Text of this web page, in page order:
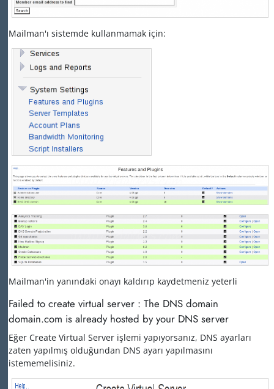
Mailman'ı sistemde kullanmamak için:
Mailman'in yanındaki onayı kaldırıp kaydetmeniz yeterli
Failed to create virtual server : The DNS domain
domain.com is already hosted by your DNS server
Eğer Create Virtual Server işlemi yapıyorsanız, DNS ayarları
zaten yapılmış olduğundan DNS ayarı yapılmasını
istememelisiniz.